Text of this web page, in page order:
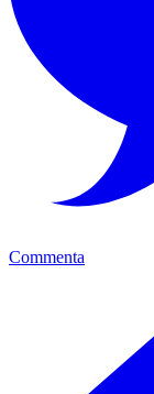
Commenta